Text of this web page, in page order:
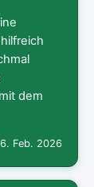
dem
6. Feb. 2026